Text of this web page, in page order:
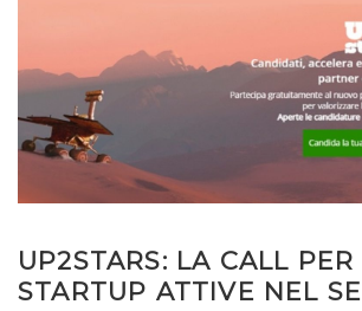
UP2STARS: LA CALL PER
STARTUP ATTIVE NEL